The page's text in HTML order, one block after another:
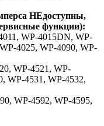
НЕдоступны,
функции):
WP-4015DN, WP-
4025, WP-4090, WP-
WP-4521, WP-
WP-4531, WP-4532,
WP-4592, WP-4595,